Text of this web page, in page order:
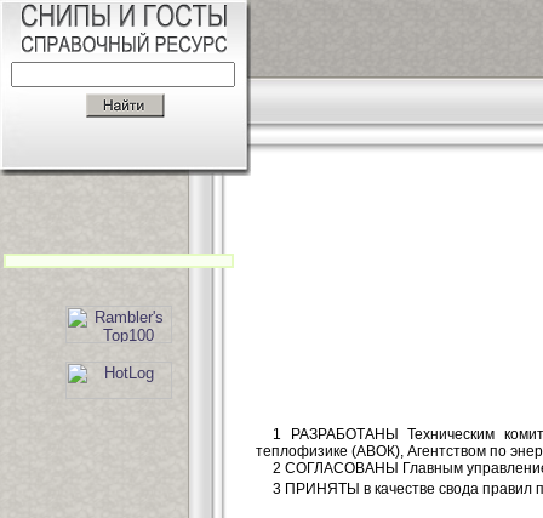
1 РАЗРАБОТАНЫ Техническим
теплофизике (АВОК), Агентством по
2 СОГЛАСОВАНЫ Главным
3 ПРИНЯТЫ в качестве свода правил